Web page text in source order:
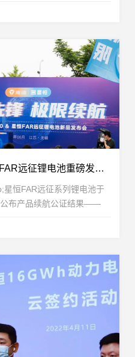
进行完美复演，公...
雅迪碳纤维2.0&amp;星恒FAR远征锂电池重磅发布！征服222.4公里极限里程，国标车迈入续航新时代！
恒FAR远征系列锂电池于
公布产品续航公证结果——
续航里程的新...